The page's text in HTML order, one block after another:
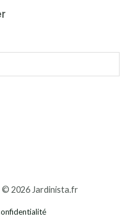
© 2026 Jardinista.fr